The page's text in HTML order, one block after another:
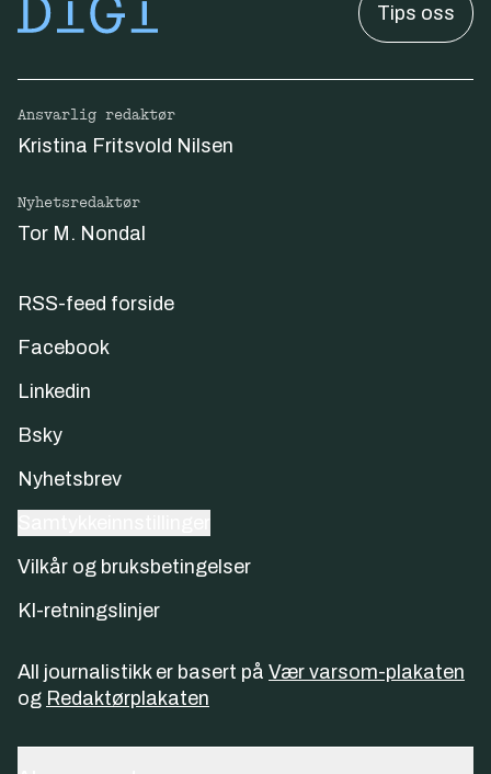
Tips oss
Ansvarlig redaktør
Kristina Fritsvold Nilsen
Nyhetsredaktør
Tor M. Nondal
RSS-feed forside
Facebook
Linkedin
Bsky
Nyhetsbrev
Vilkår og bruksbetingelser
KI-retningslinjer
All journalistikk er basert på Vær varsom-plakaten
og Redaktørplakaten